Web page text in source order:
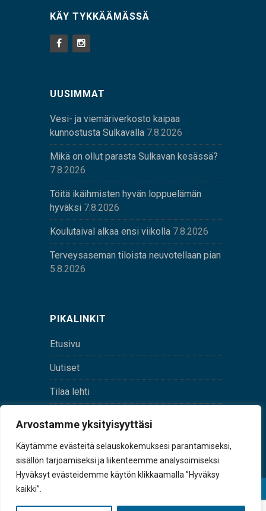
Arvostamme yksityisyyttäsi
Käytämme evästeitä selauskokemuksesi parantamiseksi,
sisällön tarjoamiseksi ja liikenteemme analysoimiseksi.
Hyväksyt evästeidemme käytön klikkaamalla ”Hyväksy
kaikki”.
KÄY TYKKÄÄMÄSSÄ
UUSIMMAT
Vesi- ja viemäriverkosto kaipaa
kunnostusta Sulkavalla 7.8.2026
Mikä on ollut parasta Sulkavan kesässä?
7.8.2026
Töitä ikäihmisten hyvän loppuelämän
hyväksi 7.8.2026
Koulutaival alkaa ensi viikolla 7.8.2026
Terveysaseman tiloista neuvotellaan pian
5.8.2026
PIKALINKIT
Etusivu
Uutiset
Tilaa lehti
tunnus 0167229-8